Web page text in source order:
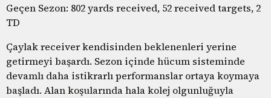
Geçen Sezon: 802 yards received, 52 received targets, 2
TD
Çaylak receiver kendisinden beklenenleri yerine
getirmeyi başardı. Sezon içinde hücum sisteminde
devamlı daha istikrarlı performanslar ortaya koymaya
başladı. Alan koşularında hala kolej olgunluğuyla